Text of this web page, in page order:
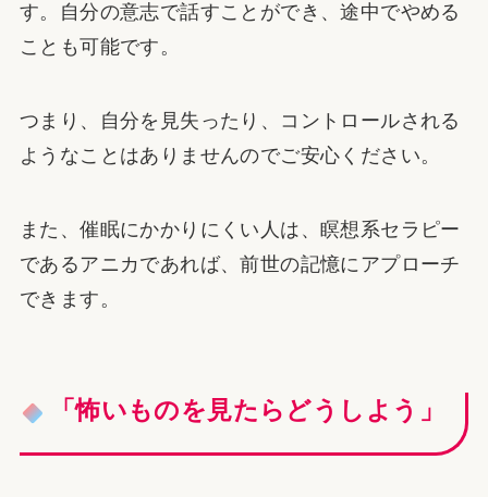
す。自分の意志で話すことができ、途中でやめる
ことも可能です。
つまり、自分を見失ったり、コントロールされる
ようなことはありませんのでご安心ください。
また、催眠にかかりにくい人は、瞑想系セラピー
であるアニカであれば、前世の記憶にアプローチ
できます。
「怖いものを見たらどうしよう」